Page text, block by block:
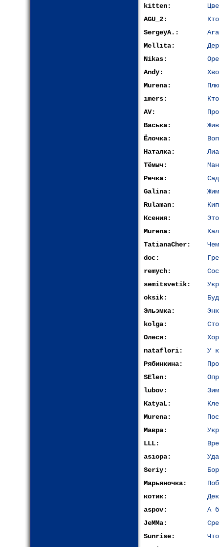
kitten:
AGU_2:
SergeyA.:
Mellita:
Nikas:
Andy:
Murena:
imers:
AV:
Васька:
Ёлочка:
Наталка:
Тёмыч:
Речка:
Galina:
Rulaman:
Ксения:
Murena:
TatianaCher:
doc:
remych:
semitsvetik:
oksik:
Эльэмка:
kolga:
Олеся:
nataflori:
У
Рябинкина:
SElen:
lubov:
KatyaL:
Murena:
Мавра:
LLL:
asiopa:
Seriy:
Марьяночка:
котик:
aspov:
А
JeMMa:
Sunrise: